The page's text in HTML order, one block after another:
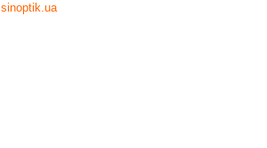
sinoptik.ua